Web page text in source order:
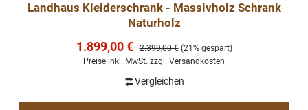
Landhaus Kleiderschrank - Massivholz Schrank
Naturholz
Verkaufspreis:
1.899,00 € Regulärer Preis:
2.399,00 € (21% gespart)
Preise inkl. MwSt. zzgl. Versandkosten
Vergleichen